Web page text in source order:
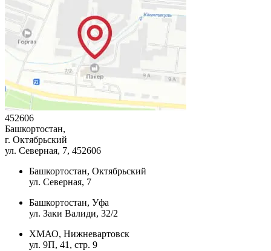
452606
Башкортостан,
г. Октябрьский
ул. Северная, 7, 452606
Башкортостан, Октябрьский
ул. Северная, 7
Башкортостан, Уфа
ул. Заки Валиди, 32/2
ХМАО, Нижневартовск
ул. 9П, 41, стр. 9